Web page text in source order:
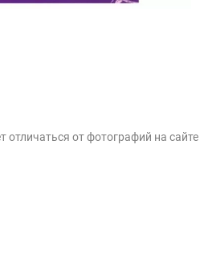
от фотографий на сайте